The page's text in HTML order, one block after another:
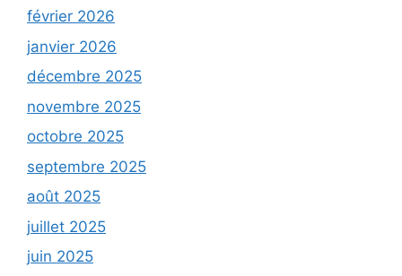
février 2026
janvier 2026
décembre 2025
novembre 2025
octobre 2025
septembre 2025
août 2025
juillet 2025
juin 2025